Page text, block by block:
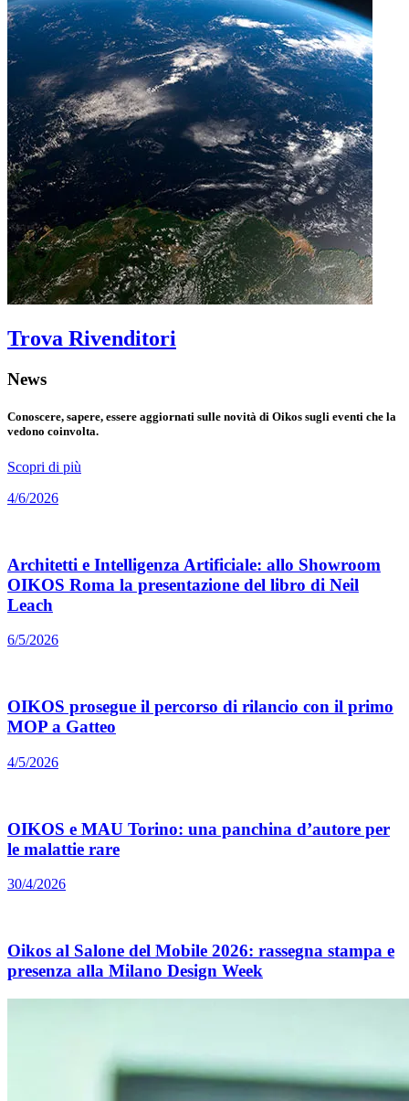
Trova Rivenditori
News
Conoscere, sapere, essere aggiornati sulle novità di Oikos sugli eventi che la
vedono coinvolta.
Scopri di più
4/6/2026
Architetti e Intelligenza Artificiale: allo Showroom
OIKOS Roma la presentazione del libro di Neil
Leach
6/5/2026
OIKOS prosegue il percorso di rilancio con il primo
MOP a Gatteo
4/5/2026
OIKOS e MAU Torino: una panchina d’autore per
le malattie rare
30/4/2026
Oikos al Salone del Mobile 2026: rassegna stampa e
presenza alla Milano Design Week